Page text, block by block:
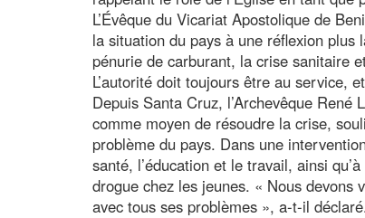
L’Évêque du Vicariat Apostolique de
la situation du pays à une réflexion
pénurie de carburant, la crise sanitaire
L’autorité doit toujours être au service,
Depuis Santa Cruz, l’Archevêque
comme moyen de résoudre la crise,
problème du pays. Dans une
santé, l’éducation et le travail, ainsi
drogue chez les jeunes. « Nous
avec tous ses problèmes », a-t-il